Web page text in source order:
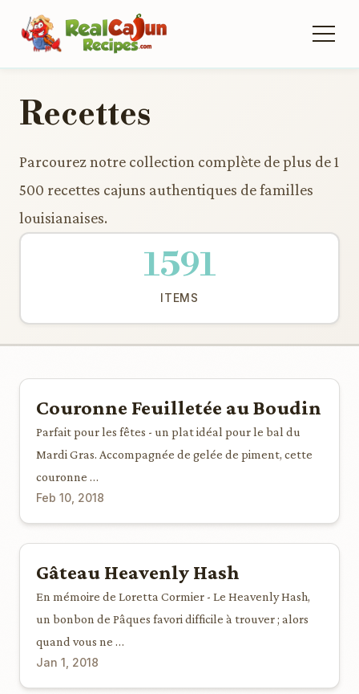
Recettes
Parcourez notre collection complète de plus de 1
500 recettes cajuns authentiques de familles
louisianaises.
1591
ITEMS
Couronne Feuilletée au Boudin
Parfait pour les fêtes - un plat idéal pour le bal du
Mardi Gras. Accompagnée de gelée de piment, cette
couronne …
Feb 10, 2018
Gâteau Heavenly Hash
En mémoire de Loretta Cormier - Le Heavenly Hash,
un bonbon de Pâques favori difficile à trouver ; alors
quand vous ne …
Jan 1, 2018